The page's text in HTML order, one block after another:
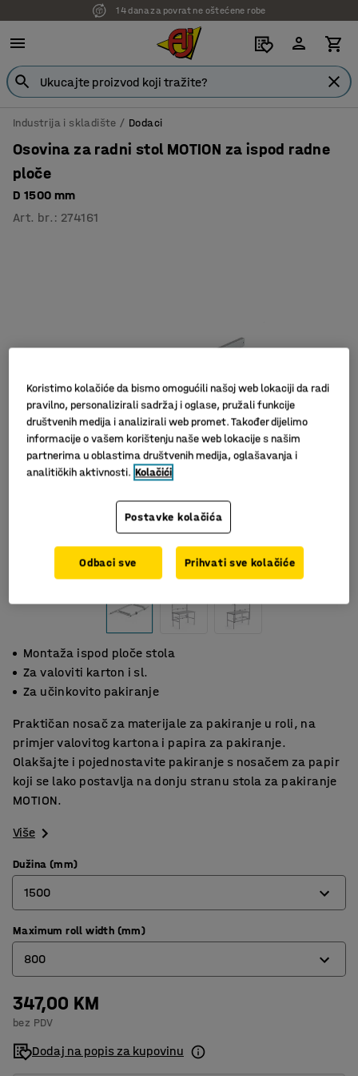
14 dana za povrat ne oštećene robe
Industrija i skladište Dodaci
Osovina za radni stol MOTION za ispod radne
ploče
D 1500 mm
Art. br. : 274161
Slični proizvodi
Montaža ispod ploče stola
Za valoviti karton i sl.
Za učinkovito pakiranje
Praktičan nosač za materijale za pakiranje u roli, na
primjer valovitog kartona i papira za pakiranje.
Olakšajte i pojednostavite pakiranje s nosačem za papir
koji se lako postavlja na donju stranu stola za pakiranje
MOTION.
Više
Dužina (mm)
1500
1500
2000
Maximum roll width (mm)
800
800
1300
347,00 KM
bez PDV
Dodaj na popis za kupovinu
Koristimo kolačiće da bismo omogućili našoj web lokaciji da radi
pravilno, personalizirali sadržaj i oglase, pružali funkcije
društvenih medija i analizirali web promet. Također dijelimo
informacije o vašem korištenju naše web lokacije s našim
partnerima u oblastima društvenih medija, oglašavanja i
analitičkih aktivnosti. Kolačići
Postavke kolačića
Odbaci sve Prihvati sve kolačiće